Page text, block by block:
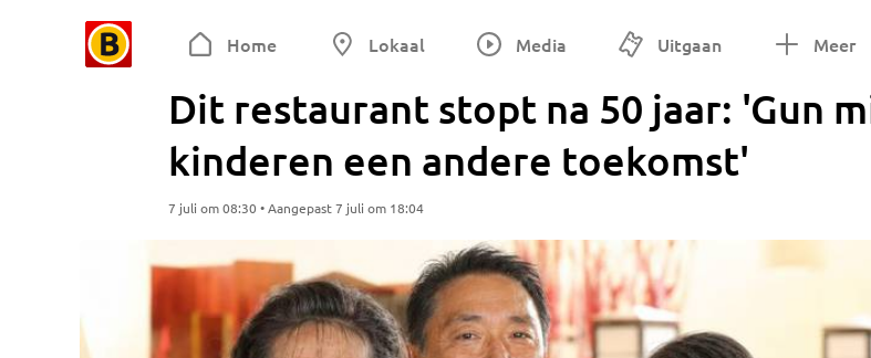
Home Lokaal Media Uitgaan Meer
Dit restaurant stopt na 50 jaar: 'Gun
kinderen een andere toekomst'
7 juli om 08:30 • Aangepast 7 juli om 18:04